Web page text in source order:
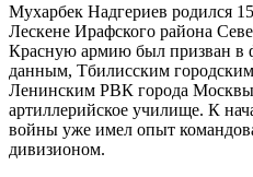
Мухарбек Надгериев родился
Лескене Ирафского района
Красную армию был призван в
данным, Тбилисским
Ленинским РВК города
артиллерийское училище. К
войны уже имел опыт
дивизионом.